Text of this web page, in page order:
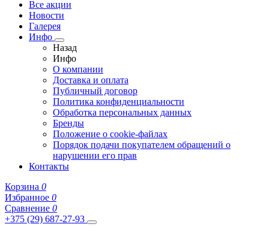
Все акции
Новости
Галерея
Инфо
Назад
Инфо
О компании
Доставка и оплата
Публичный договор
Политика конфиденциальности
Обработка персональных данных
Бренды
Положение о cookie-файлах
Порядок подачи покупателем обращений о
нарушении его прав
Контакты
Корзина 0
Избранное 0
Сравнение 0
+375 (29) 687-27-93